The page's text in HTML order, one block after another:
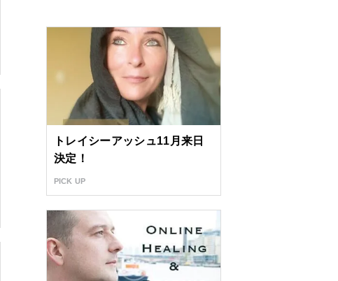
トレイシーアッシュ11月来日
決定！
PICK UP